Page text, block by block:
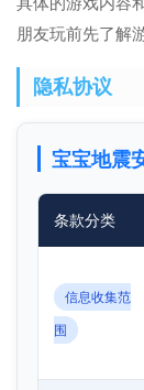
朋友玩前先了解
隐私协议
宝宝地震
条款分类
信息收集范
围